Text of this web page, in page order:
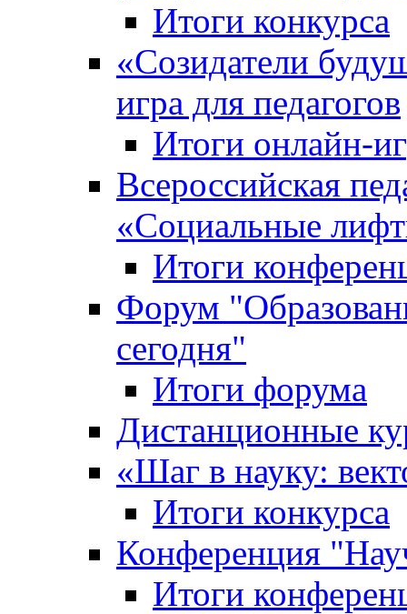
Итоги конкурса
«Cозидатели
игра для педагогов
Итоги онлайн-
Всероссийская
«Cоциальные
Итоги
Форум
сегодня"
Итоги форума
Дистанционные
«Шаг в науку:
Итоги конкурса
Конференция
Итоги